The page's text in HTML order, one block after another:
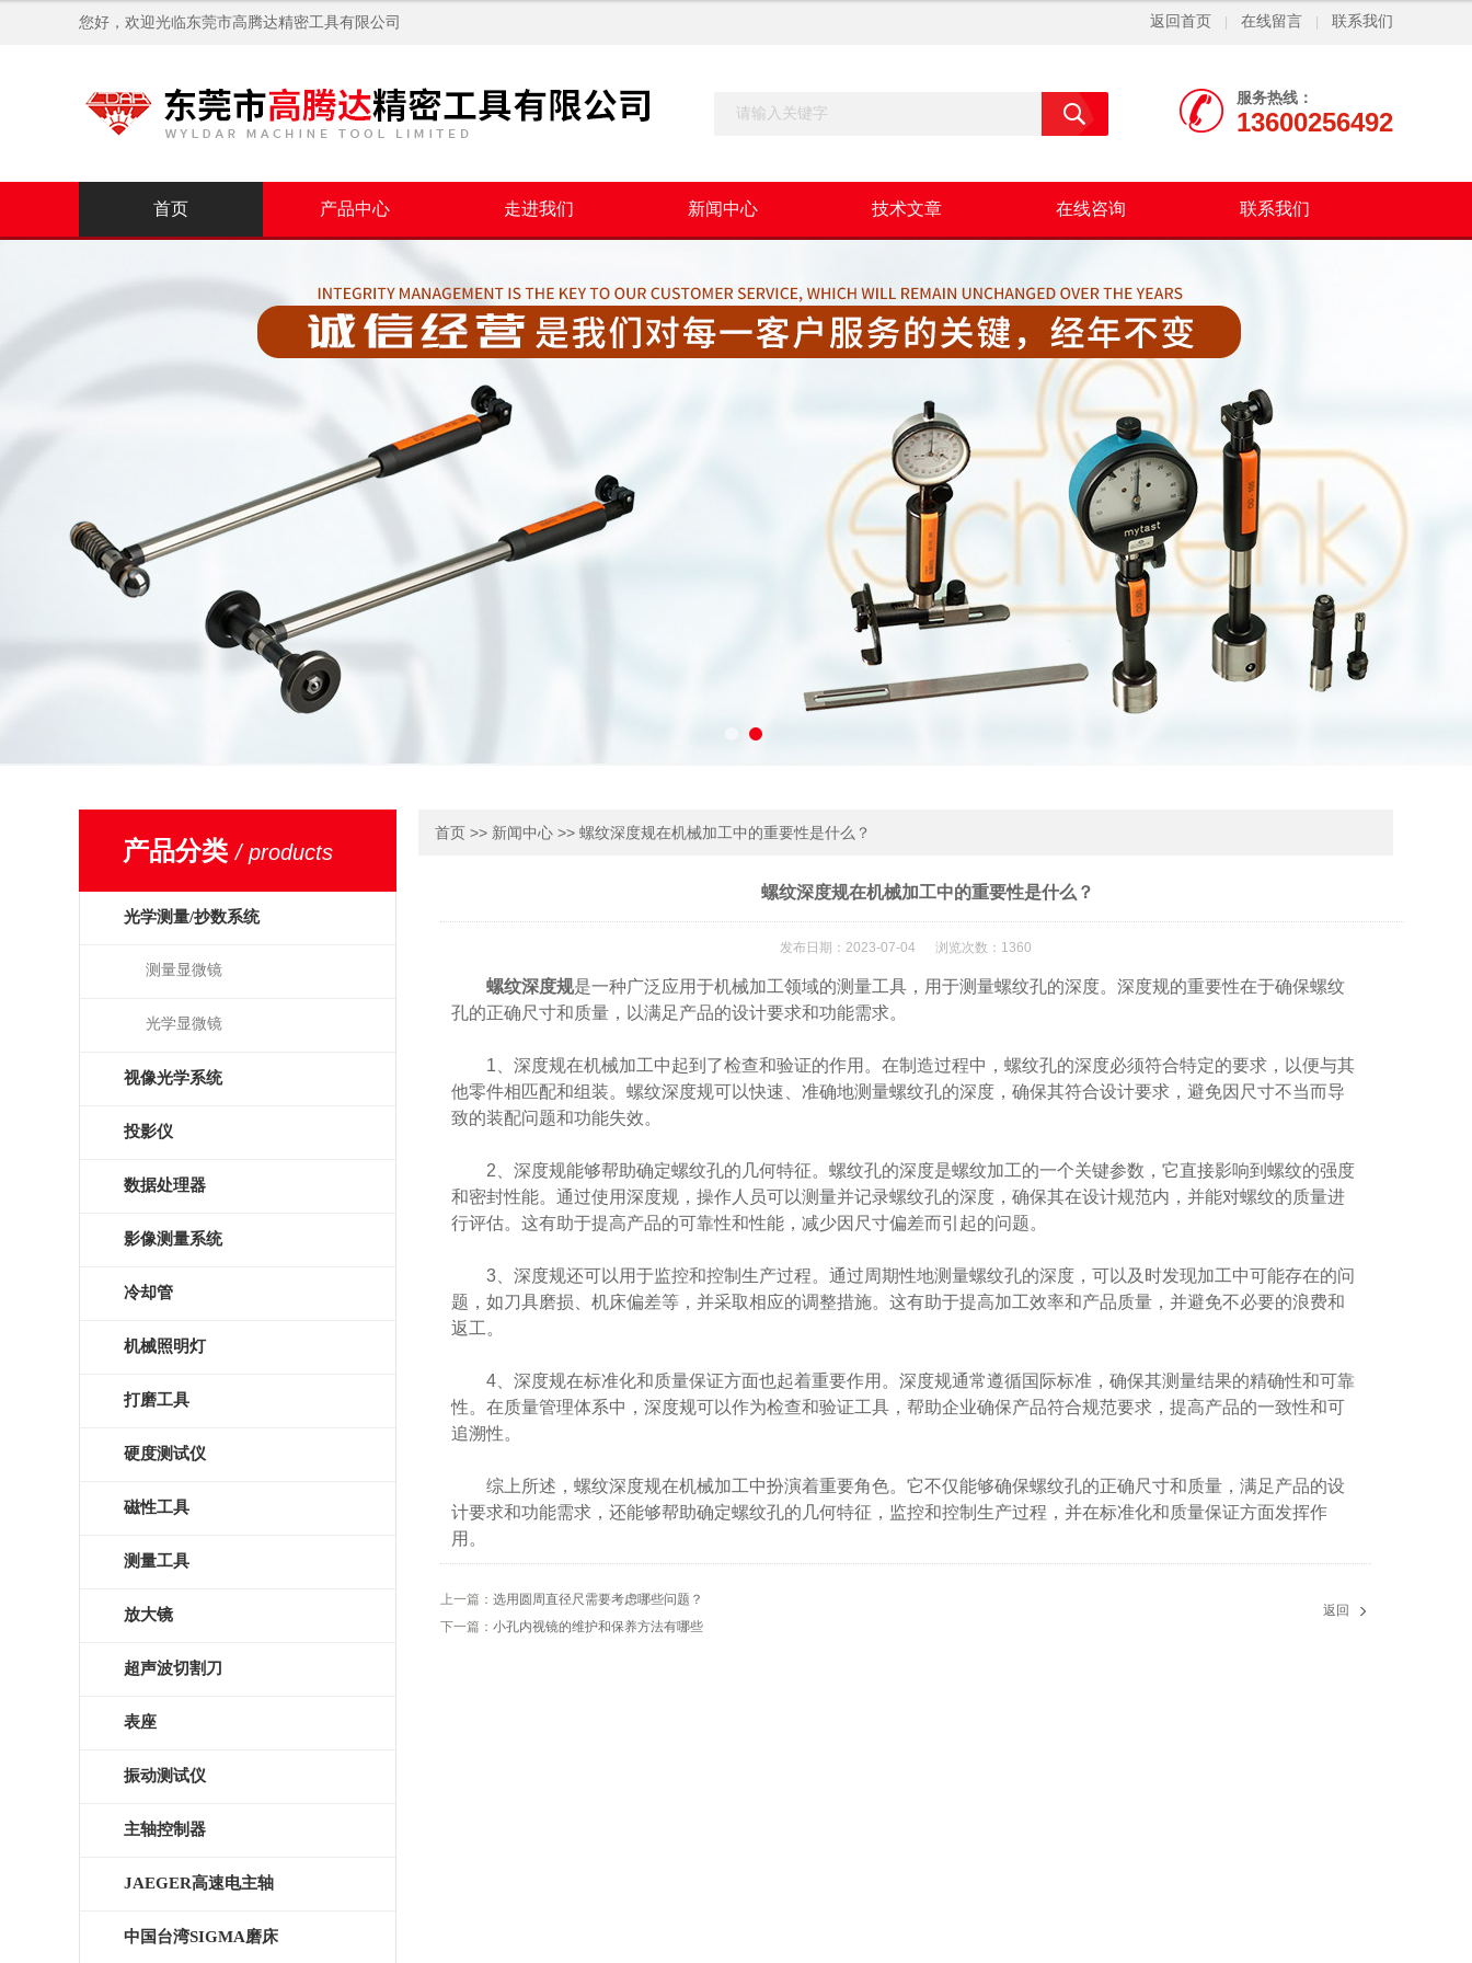
您好，欢迎光临东莞市高腾达精密工具有限公司 返回首页 在线留言 联系我们
服务热线：
13600256492
首页 产品中心 走进我们 新闻中心 技术文章 在线咨询 联系我们
产品分类/ products
光学测量/抄数系统
测量显微镜
光学显微镜
视像光学系统
投影仪
数据处理器
影像测量系统
冷却管
机械照明灯
打磨工具
硬度测试仪
磁性工具
测量工具
放大镜
超声波切割刀
表座
振动测试仪
主轴控制器
JAEGER高速电主轴
中国台湾SIGMA磨床
首页 >> 新闻中心 >> 螺纹深度规在机械加工中的重要性是什么？
螺纹深度规在机械加工中的重要性是什么？
发布日期：2023-07-04 浏览次数：1360
螺纹深度规是一种广泛应用于机械加工领域的测量工具，用于测量螺纹孔的深度。深度规的重要性在于确保螺纹
孔的正确尺寸和质量，以满足产品的设计要求和功能需求。
1、深度规在机械加工中起到了检查和验证的作用。在制造过程中，螺纹孔的深度必须符合特定的要求，以便与其
他零件相匹配和组装。螺纹深度规可以快速、准确地测量螺纹孔的深度，确保其符合设计要求，避免因尺寸不当而导
致的装配问题和功能失效。
2、深度规能够帮助确定螺纹孔的几何特征。螺纹孔的深度是螺纹加工的一个关键参数，它直接影响到螺纹的强度
和密封性能。通过使用深度规，操作人员可以测量并记录螺纹孔的深度，确保其在设计规范内，并能对螺纹的质量进
行评估。这有助于提高产品的可靠性和性能，减少因尺寸偏差而引起的问题。
3、深度规还可以用于监控和控制生产过程。通过周期性地测量螺纹孔的深度，可以及时发现加工中可能存在的问
题，如刀具磨损、机床偏差等，并采取相应的调整措施。这有助于提高加工效率和产品质量，并避免不必要的浪费和
返工。
4、深度规在标准化和质量保证方面也起着重要作用。深度规通常遵循国际标准，确保其测量结果的精确性和可靠
性。在质量管理体系中，深度规可以作为检查和验证工具，帮助企业确保产品符合规范要求，提高产品的一致性和可
追溯性。
综上所述，螺纹深度规在机械加工中扮演着重要角色。它不仅能够确保螺纹孔的正确尺寸和质量，满足产品的设
计要求和功能需求，还能够帮助确定螺纹孔的几何特征，监控和控制生产过程，并在标准化和质量保证方面发挥作
用。
上一篇： 选用圆周直径尺需要考虑哪些问题？
下一篇： 小孔内视镜的维护和保养方法有哪些
返回